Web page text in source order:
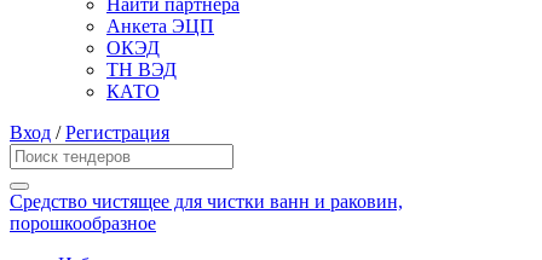
Найти партнера
Анкета ЭЦП
ОКЭД
ТН ВЭД
КАТО
Вход /Регистрация
Средство чистящее для чистки ванн и раковин,
порошкообразное